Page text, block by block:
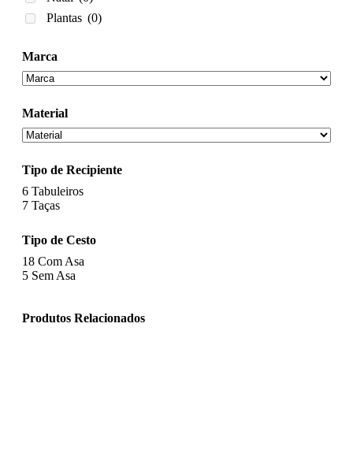
Plantas (0)
Marca
Material
Tipo de Recipiente
6 Tabuleiros
7 Taças
Tipo de Cesto
18 Com Asa
5 Sem Asa
Produtos Relacionados